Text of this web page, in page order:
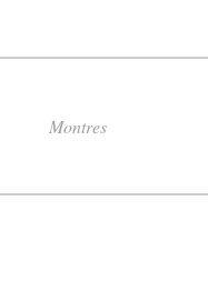
Montres